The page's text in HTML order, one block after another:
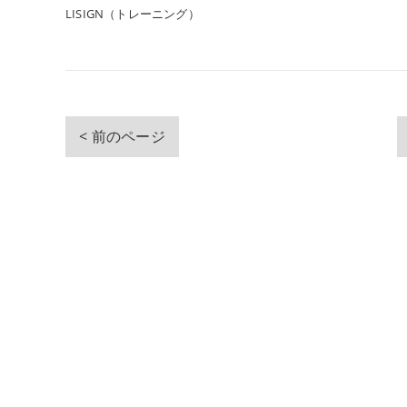
LISIGN（トレーニング）
< 前のページ